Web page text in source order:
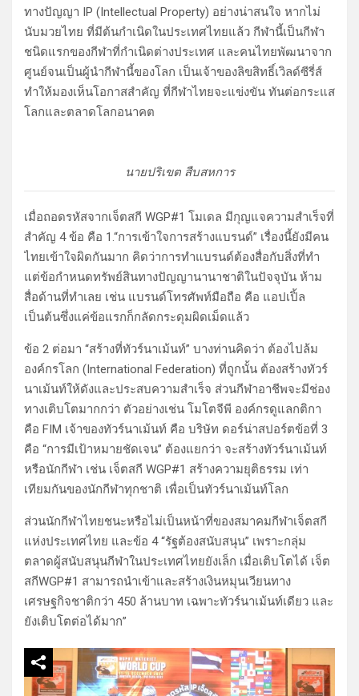
ทางปัญญา IP (Intellectual Property) อย่างน่าสนใจ หากไม่
นับมวยไทย ที่มีต้นกำเนิดในประเทศไทยแล้ว กีฬานี้เป็นกีฬา
ชนิดแรกของกีฬาที่กำเนิดต่างประเทศ และคนไทยพัฒนาจาก
ศูนย์จนเป็นผู้นำกีฬานี้ของโลก เป็นเจ้าของลิขสิทธิ์เวิลด์ซีรี่ส์
ทำให้มองเห็นโอกาสสำคัญ ที่กีฬาไทยจะแข่งขัน ทันต่อกระแส
โลกและตลาดโลกอนาคต
นายปริเขต สืบสหการ
เมื่อถอดรหัสจากเจ็ตสกี WGP#1 โมเดล มีกุญแจความสำเร็จที่
สำคัญ 4 ข้อ คือ 1.“การเข้าใจการสร้างแบรนด์” เรื่องนี้ยังมีคน
ไทยเข้าใจผิดกันมาก คิดว่าการทำแบรนด์ต้องสื่อกับสิ่งที่ทำ
แต่ข้อกำหนดทรัพย์สินทางปัญญานานาชาติในปัจจุบัน ห้าม
สื่อด้านที่ทำเลย เช่น แบรนด์โทรศัพท์มือถือ คือ แอปเปิ้ล
เป็นต้นซึ่งแค่ข้อแรกก็กลัดกระดุมผิดเม็ดแล้ว
ข้อ 2 ต่อมา “สร้างที่ทัวร์นาเม้นท์” บางท่านคิดว่า ต้องไปล้ม
องค์กรโลก (International Federation) ที่ถูกนั้น ต้องสร้างทัวร์
นาเม้นท์ให้ดังและประสบความสำเร็จ ส่วนกีฬาอาชีพจะมีช่อง
ทางเติบโตมากกว่า ตัวอย่างเช่น โมโตจีพี องค์กรดูแลกติกา
คือ FIM เจ้าของทัวร์นาเม้นท์ คือ บริษัท ดอร์น่าสปอร์ตข้อที่ 3
คือ “การมีเป้าหมายชัดเจน” ต้องแยกว่า จะสร้างทัวร์นาเม้นท์
หรือนักกีฬา เช่น เจ็ตสกี WGP#1 สร้างความยุติธรรม เท่า
เทียมกันของนักกีฬาทุกชาติ เพื่อเป็นทัวร์นาเม้นท์โลก
ส่วนนักกีฬาไทยชนะหรือไม่เป็นหน้าที่ของสมาคมกีฬาเจ็ตสกี
แห่งประเทศไทย และข้อ 4 “รัฐต้องสนับสนุน” เพราะกลุ่ม
ตลาดผู้สนับสนุนกีฬาในประเทศไทยยังเล็ก เมื่อเติบโตได้ เจ็ต
สกีWGP#1 สามารถนำเข้าและสร้างเงินหมุนเวียนทาง
เศรษฐกิจชาติกว่า 450 ล้านบาท เฉพาะทัวร์นาเม้นท์เดียว และ
ยังเติบโตต่อได้มาก”